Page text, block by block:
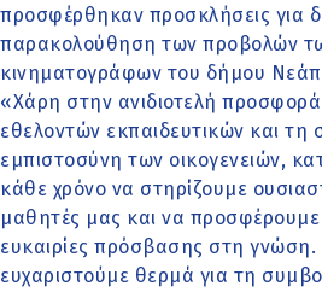
προσφέρθηκαν προσκλήσεις για
παρακολούθηση των προβολών
κινηματογράφων του δήμου
«Χάρη στην ανιδιοτελή
εθελοντών εκπαιδευτικών και τη
εμπιστοσύνη των οικογενειών,
κάθε χρόνο να στηρίζουμε
μαθητές μας και να προσφέρουμε
ευκαιρίες πρόσβασης στη γνώση.
ευχαριστούμε θερμά για τη